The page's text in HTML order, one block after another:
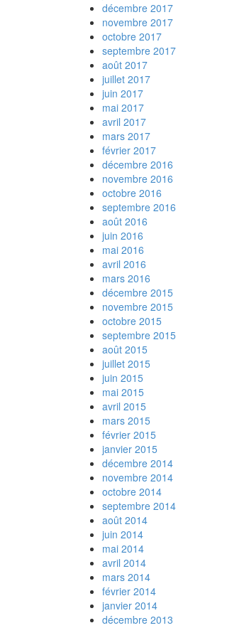
décembre 2017
novembre 2017
octobre 2017
septembre 2017
août 2017
juillet 2017
juin 2017
mai 2017
avril 2017
mars 2017
février 2017
décembre 2016
novembre 2016
octobre 2016
septembre 2016
août 2016
juin 2016
mai 2016
avril 2016
mars 2016
décembre 2015
novembre 2015
octobre 2015
septembre 2015
août 2015
juillet 2015
juin 2015
mai 2015
avril 2015
mars 2015
février 2015
janvier 2015
décembre 2014
novembre 2014
octobre 2014
septembre 2014
août 2014
juin 2014
mai 2014
avril 2014
mars 2014
février 2014
janvier 2014
décembre 2013